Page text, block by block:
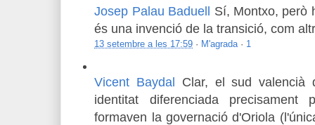
Josep Palau Baduell
Sí, Montxo, però
és una invenció de la transició, com
13 setembre a les 17:59 · M'agrada· 1
Vicent Baydal
Clar, el sud valencià
identitat diferenciada precisament
formaven la governació d'Oriola